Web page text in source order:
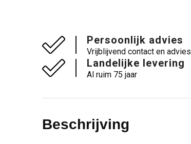
Persoonlijk advies
Vrijblijvend contact en advies
Landelijke levering
Al ruim 75 jaar
Beschrijving